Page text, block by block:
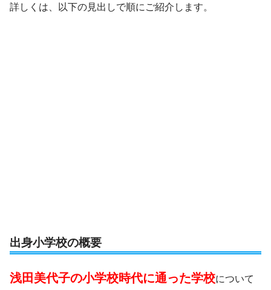
詳しくは、以下の見出しで順にご紹介します。
出身小学校の概要
浅田美代子の小学校時代に通った学校について